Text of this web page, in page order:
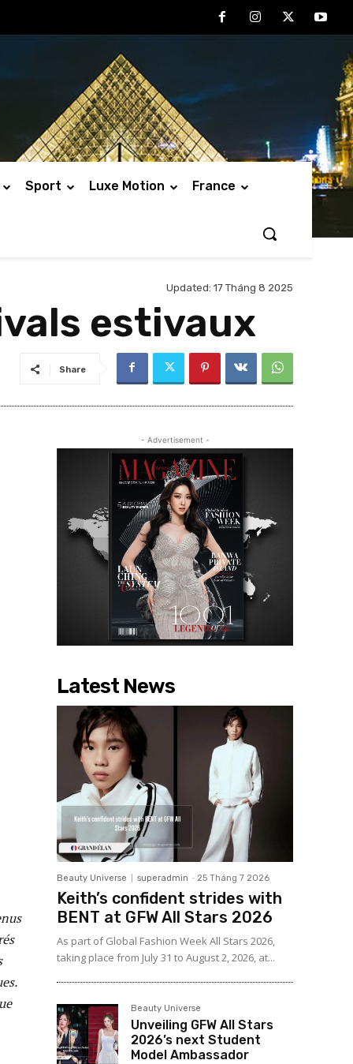
Sport Luxe Motion France
Updated: 17 Tháng 8 2025
estivaux
Share
- Advertisement -
Latest News
Beauty Universe superadmin - 25 Tháng 7 2026
Keith’s confident strides with
BENT at GFW All Stars 2026
As part of Global Fashion Week All Stars 2026,
taking place from July 31 to August 2, 2026, at...
Beauty Universe
Unveiling GFW All Stars
2026’s next Student
Model Ambassador